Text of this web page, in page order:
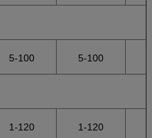
5-100 5-100
1-120 1-120